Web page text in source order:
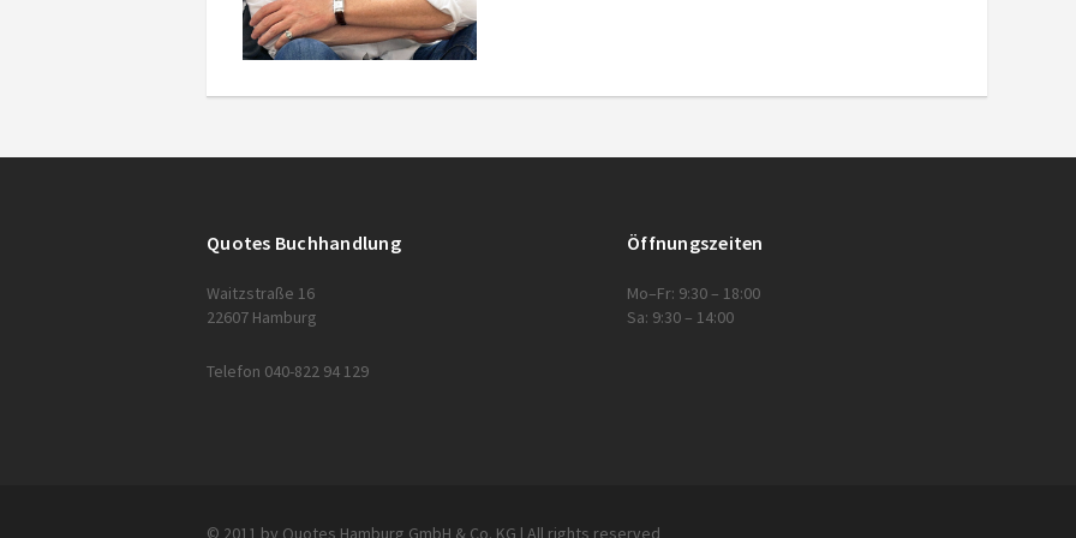
Quotes Buchhandlung
Waitzstraße 16
22607 Hamburg
Telefon 040-822 94 129
Öffnungszeiten
Mo–Fr: 9:30 – 18:00
Sa: 9:30 – 14:00
© 2011 by Quotes Hamburg GmbH & Co. KG | All rights reserved